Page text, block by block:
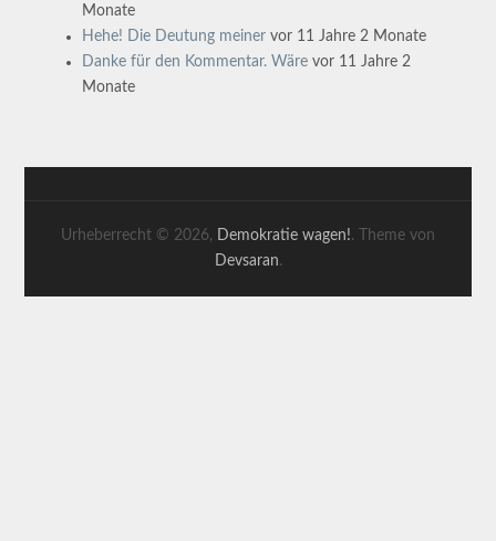
Monate
Hehe! Die Deutung meiner vor 11 Jahre 2 Monate
Danke für den Kommentar. Wäre vor 11 Jahre 2
Monate
Urheberrecht © 2026, Demokratie wagen!. Theme von
Devsaran.